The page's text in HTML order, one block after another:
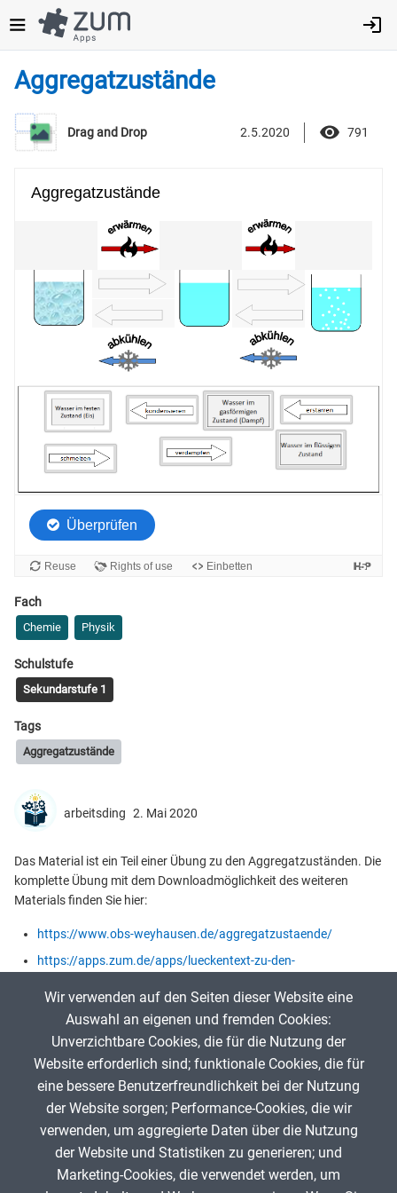
zum
Inhalt
Aggregatzustände
Drag and Drop 2.5.2020 791
Fach
Chemie Physik
Schulstufe
Sekundarstufe 1
Tags
Aggregatzustände
arbeitsding 2. Mai 2020
Das Material ist ein Teil einer Übung zu den Aggregatzuständen. Die
komplette Übung mit dem Downloadmöglichkeit des weiteren
Materials finden Sie hier:
https://www.obs-weyhausen.de/aggregatzustaende/
https://apps.zum.de/apps/lueckentext-zu-den-
Arbeitsauftrag: Ziehe die Begriffe in die richtigen Felder.
App melden
Infos zum Urheberrecht
Wir verwenden auf den Seiten dieser Website eine
Auswahl an eigenen und fremden Cookies:
Unverzichtbare Cookies, die für die Nutzung der
Website erforderlich sind; funktionale Cookies, die für
eine bessere Benutzerfreundlichkeit bei der Nutzung
der Website sorgen; Performance-Cookies, die wir
verwenden, um aggregierte Daten über die Nutzung
der Website und Statistiken zu generieren; und
Marketing-Cookies, die verwendet werden, um